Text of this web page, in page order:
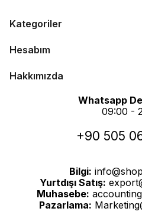
Kategoriler
Hesabım
Hakkımızda
Whatsapp
09:00 -
+90 505
Bilgi:
Yurtdışı Satış:
Muhasebe:
Pazarlama: